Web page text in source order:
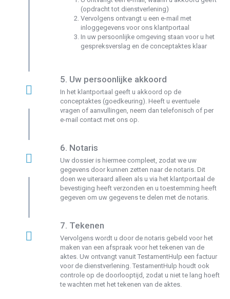
(opdracht tot dienstverlening)
Vervolgens ontvangt u een e-mail met
inloggegevens voor ons klantportaal
In uw persoonlijke omgeving staan voor u het
gespreksverslag en de conceptaktes klaar
5. Uw persoonlijke akkoord
In het klantportaal geeft u akkoord op de
conceptaktes (goedkeuring). Heeft u eventuele
vragen of aanvullingen, neem dan telefonisch of per
e-mail contact met ons op.
6. Notaris
Uw dossier is hiermee compleet, zodat we uw
gegevens door kunnen zetten naar de notaris. Dit
doen we uiteraard alleen als u via het klantportaal de
bevestiging heeft verzonden en u toestemming heeft
gegeven om uw gegevens te delen met de notaris.
7. Tekenen
Vervolgens wordt u door de notaris gebeld voor het
maken van een afspraak voor het tekenen van de
aktes. Uw ontvangt vanuit TestamentHulp een factuur
voor de dienstverlening. TestamentHulp houdt ook
controle op de doorlooptijd, zodat u niet te lang hoeft
te wachten met het tekenen van de aktes.